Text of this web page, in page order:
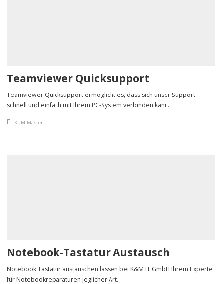
Teamviewer Quicksupport
Teamviewer Quicksupport ermöglicht es, dass sich unser Support
schnell und einfach mit Ihrem PC-System verbinden kann.
An article by
KuM-Master
Notebook-Tastatur Austausch
Notebook Tastatur austauschen lassen bei K&M IT GmbH Ihrem Experte
für Notebookreparaturen jeglicher Art.